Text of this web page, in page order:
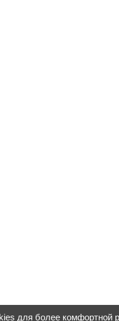
для более комфортной